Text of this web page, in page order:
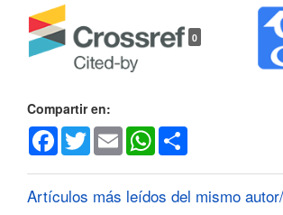
Detalles
del
artículo
0
Compartir en:
Facebook
Twitter Email WhatsApp
Artículos más leídos del mismo